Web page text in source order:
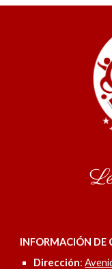
INFORMACIÓN DE
Dirección: